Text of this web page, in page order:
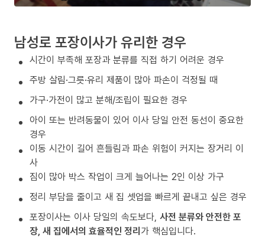
남성로 포장이사가 유리한 경우
시간이 부족해 포장과 분류를 직접 하기 어려운 경우
주방 살림·그릇·유리 제품이 많아 파손이 걱정될 때
가구·가전이 많고 분해/조립이 필요한 경우
아이 또는 반려동물이 있어 이사 당일 안전 동선이 중요한
경우
이동 시간이 길어 흔들림과 파손 위험이 커지는 장거리 이
사
짐이 많아 박스 작업이 크게 늘어나는 2인 이상 가구
정리 부담을 줄이고 새 집 셋업을 빠르게 끝내고 싶은 경우
포장이사는 이사 당일의 속도보다, 사전 분류와 안전한 포
장, 새 집에서의 효율적인 정리가 핵심입니다.